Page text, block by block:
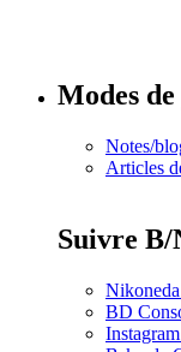
Modes
Notes/
Articles
Suivre B/
BD